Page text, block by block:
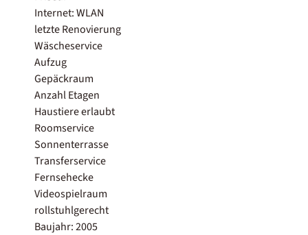
Internet: WLAN
letzte Renovierung
Wäscheservice
Aufzug
Gepäckraum
Anzahl Etagen
Haustiere erlaubt
Roomservice
Sonnenterrasse
Transferservice
Fernsehecke
Videospielraum
rollstuhlgerecht
Baujahr: 2005